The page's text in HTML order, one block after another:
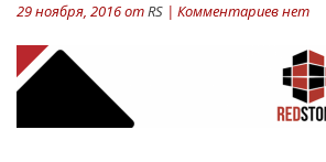
29 ноября, 2016 отRS | Комментариев нет